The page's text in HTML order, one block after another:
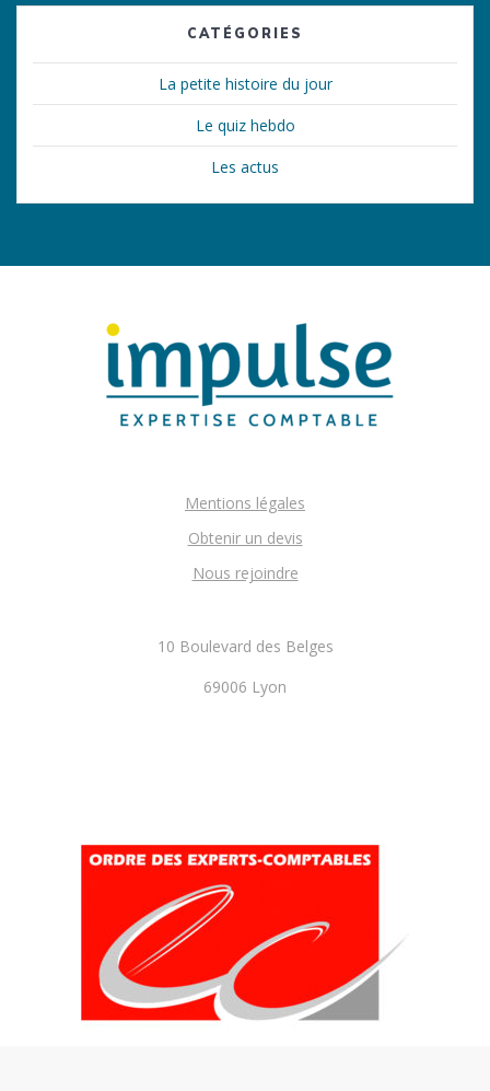
CATÉGORIES
La petite histoire du jour
Le quiz hebdo
Les actus
Mentions légales
Obtenir un devis
Nous rejoindre
10 Boulevard des Belges
69006 Lyon